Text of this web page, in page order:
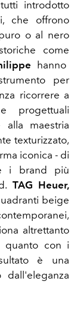
introdotto
che offrono
o al nero
come
hanno
per
ricorrere a
progettuali
alla maestria
texturizzato,
iconica - di
i brand più
TAG Heuer,
beige
altrettanto
quanto con i
è una